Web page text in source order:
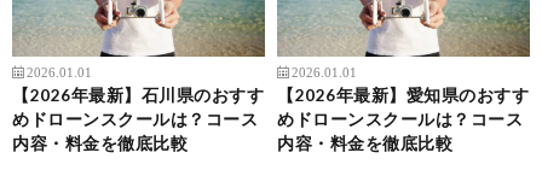
2026.01.01
【2026年最新】石川県のおすす
めドローンスクールは？コース
内容・料金を徹底比較
2026.01.01
【2026年最新】愛知県のおすす
めドローンスクールは？コース
内容・料金を徹底比較